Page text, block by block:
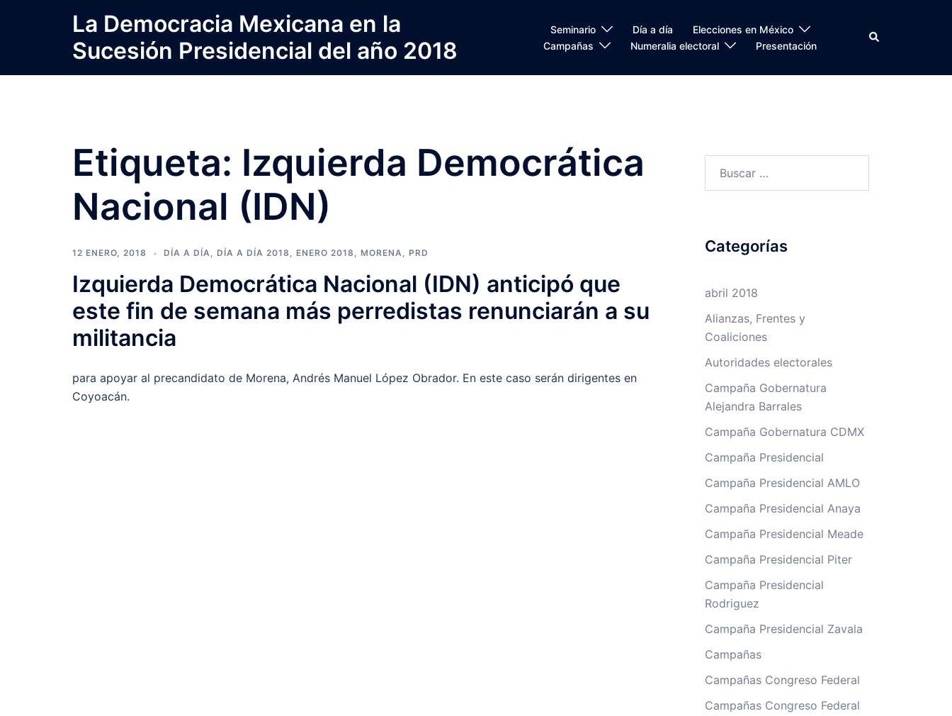
La Democracia Mexicana en la
Sucesión Presidencial del año 2018
Seminario Día a día
Elecciones en México
Campañas
Numeralia electoral Presentación
Search
Etiqueta: Izquierda Democrática
Nacional (IDN)
12 ENERO, 2018 DÍA A DÍA, DÍA A DÍA 2018 , ENERO 2018 , MORENA, PRD
Izquierda Democrática Nacional (IDN) anticipó que
este fin de semana más perredistas renunciarán a su
militancia
para apoyar al precandidato de Morena, Andrés Manuel López Obrador. En este caso serán dirigentes en
Coyoacán.
Categorías
abril 2018
Alianzas, Frentes y
Coaliciones
Autoridades electorales
Campaña Gobernatura
Alejandra Barrales
Campaña Gobernatura CDMX
Campaña Presidencial
Campaña Presidencial AMLO
Campaña Presidencial Anaya
Campaña Presidencial Meade
Campaña Presidencial Piter
Campaña Presidencial
Rodriguez
Campaña Presidencial Zavala
Campañas
Campañas Congreso Federal
Campañas Congreso Federal